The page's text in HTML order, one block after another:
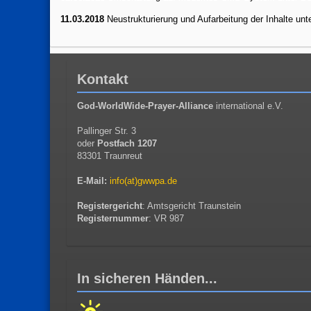
11.03.2018 Neustrukturierung und Aufarbeitung der Inhalte
Kontakt
God-WorldWide-Prayer-Alliance international e.V.
Pallinger Str. 3
oder Postfach 1207
83301 Traunreut
E-Mail: info(at)gwwpa.de
Registergericht: Amtsgericht Traunstein
Registernummer: VR 987
In sicheren Händen...